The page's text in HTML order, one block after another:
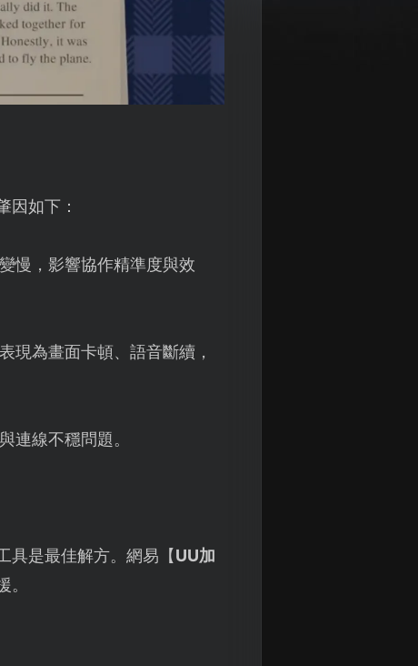
因如下：
慢，影響協作精準度與效
現為畫面卡頓、語音斷續，
連線不穩問題。
具是最佳解方。網易【UU加